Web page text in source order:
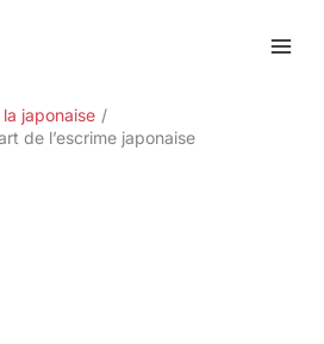
japonaise
de l’escrime japonaise